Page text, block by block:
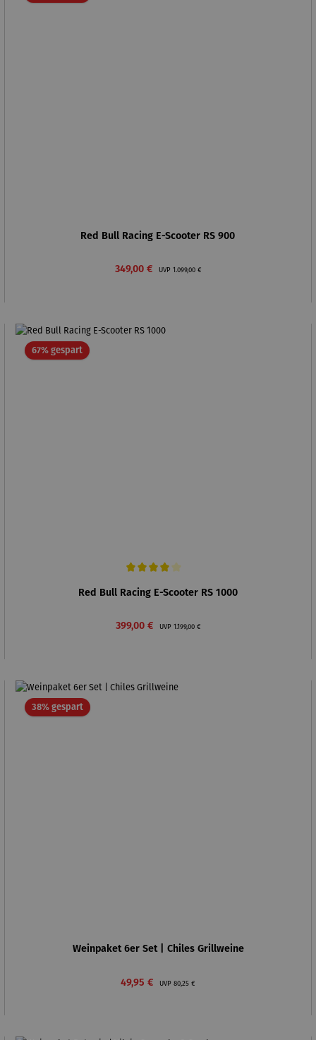
Red Bull Racing E-Scooter RS 900
Verkaufspreis:
349,00 € UVP Regulärer Preis:
1.099,00 €
67% gespartRabatt
Red Bull Racing E-Scooter RS 1000
Verkaufspreis:
399,00 € UVP Regulärer Preis:
1.199,00 €
38% gespartRabatt
Weinpaket 6er Set | Chiles Grillweine
Verkaufspreis:
49,95 € UVP Regulärer Preis:
80,25 €